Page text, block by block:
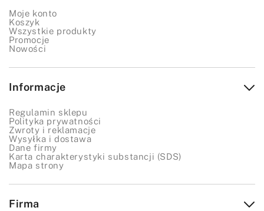
Moje konto
Koszyk
Wszystkie produkty
Promocje
Nowości
Informacje
Regulamin sklepu
Polityka prywatności
Zwroty i reklamacje
Wysyłka i dostawa
Dane firmy
Karta charakterystyki substancji (SDS)
Mapa strony
Firma